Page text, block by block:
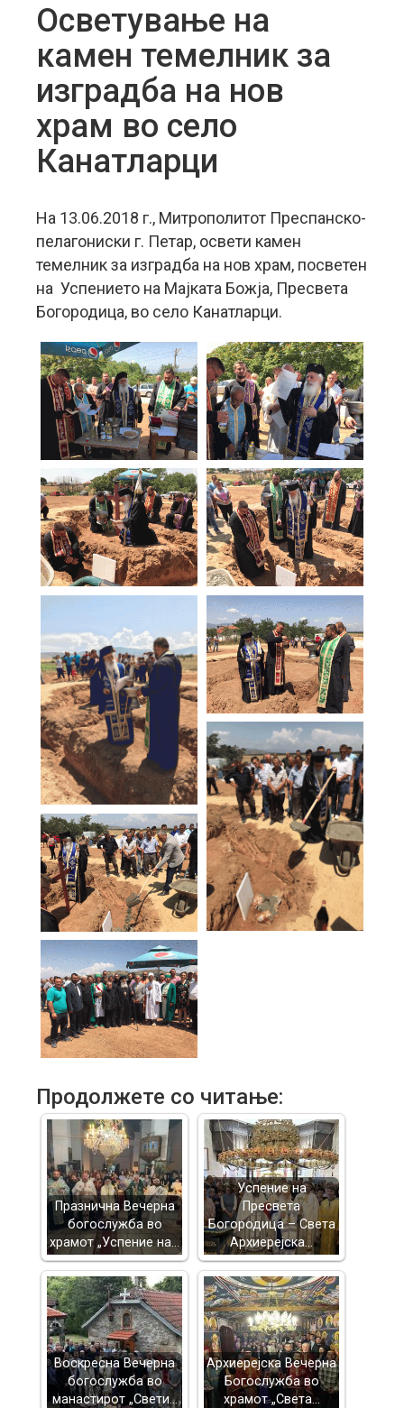
Осветување на
камен темелник за
изградба на нов
храм во село
Канатларци
На 13.06.2018 г., Митрополитот Преспанско-
пелагониски г. Петар, освети камен
темелник за изградба на нов храм, посветен
на Успението на Мајката Божја, Пресвета
Богородица, во село Канатларци.
Продолжете со читање:
Празнична Вечерна
богослужба во
храмот „Успение на…
Успение на
Пресвета
Богородица – Света
Архиерејска…
Воскресна Вечерна
богослужба во
манастирот „Свети…
Архиерејска Вечерна
Богослужба во
храмот „Света…